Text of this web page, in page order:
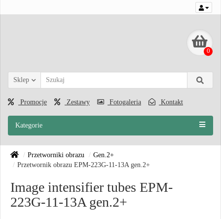
0
Sklep
Promocje Zestawy Fotogaleria Kontakt
Kategorie
Przetworniki obrazu
Gen.2+
Przetwornik obrazu EPM-223G-11-13A gen.2+
Image intensifier tubes EPM-
223G-11-13A gen.2+